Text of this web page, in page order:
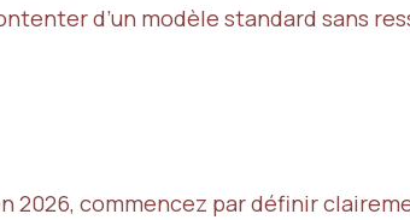
d’un modèle standard sans
2026, commencez par définir